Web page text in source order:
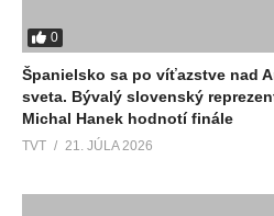
0
Španielsko sa po víťazstve nad
sveta. Bývalý slovenský
Michal Hanek hodnotí finále
TVT 21. JÚLA 2026